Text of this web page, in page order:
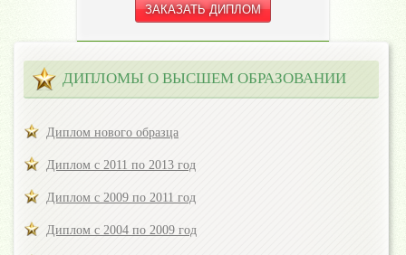
ДИПЛОМЫ О ВЫСШЕМ ОБРАЗОВАНИИ
Диплом нового образца
Диплом с 2011 по 2013 год
Диплом с 2009 по 2011 год
Диплом с 2004 по 2009 год